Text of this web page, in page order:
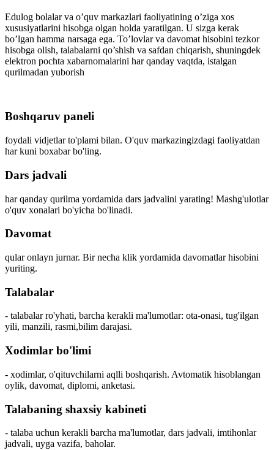
Edulog bolalar va o’quv markazlari faoliyatining o’ziga xos
xususiyatlarini hisobga olgan holda yaratilgan. U sizga kerak
bo’lgan hamma narsaga ega. To’lovlar va davomat hisobini tezkor
hisobga olish, talabalarni qo’shish va safdan chiqarish, shuningdek
elektron pochta xabarnomalarini har qanday vaqtda, istalgan
qurilmadan yuborish
Boshqaruv paneli
foydali vidjetlar to'plami bilan. O'quv markazingizdagi faoliyatdan
har kuni boxabar bo'ling.
Dars jadvali
har qanday qurilma yordamida dars jadvalini yarating! Mashg'ulotlar
o'quv xonalari bo'yicha bo'linadi.
Davomat
qular onlayn jurnar. Bir necha klik yordamida davomatlar hisobini
yuriting.
Talabalar
- talabalar ro'yhati, barcha kerakli ma'lumotlar: ota-onasi, tug'ilgan
yili, manzili, rasmi,bilim darajasi.
Xodimlar bo'limi
- xodimlar, o'qituvchilarni aqlli boshqarish. Avtomatik hisoblangan
oylik, davomat, diplomi, anketasi.
Talabaning shaxsiy kabineti
- talaba uchun kerakli barcha ma'lumotlar, dars jadvali, imtihonlar
jadvali, uyga vazifa, baholar.